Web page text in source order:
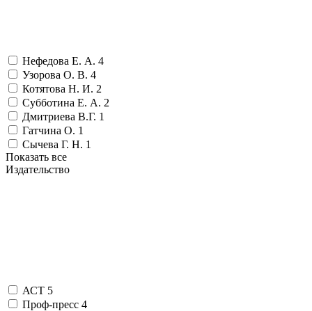
Нефедова Е. А. 4
Узорова О. В. 4
Котятова Н. И. 2
Субботина Е. А. 2
Дмитриева В.Г. 1
Гатчина О. 1
Сычева Г. Н. 1
Показать все
Издательство
АСТ 5
Проф-пресс 4